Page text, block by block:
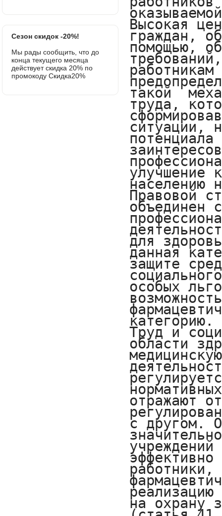
Сезон скидок -20%!
Мы рады сообщить, что до
конца текущего месяца
действует скидка 20% по
промокоду Скидка20%